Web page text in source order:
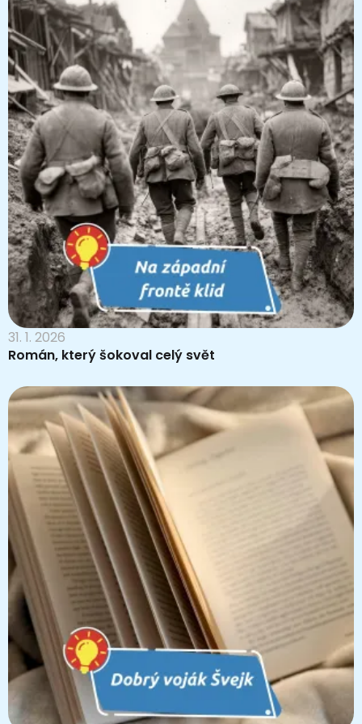
31. 1. 2026
Román, který šokoval celý svět